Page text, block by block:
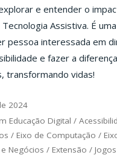
e entender o
Assistiva. É
pessoa interessada em
e fazer a
transformando vidas!
2024
Educação Digital /
/ Eixo de Computação /
Negócios / Extensão / Jogos